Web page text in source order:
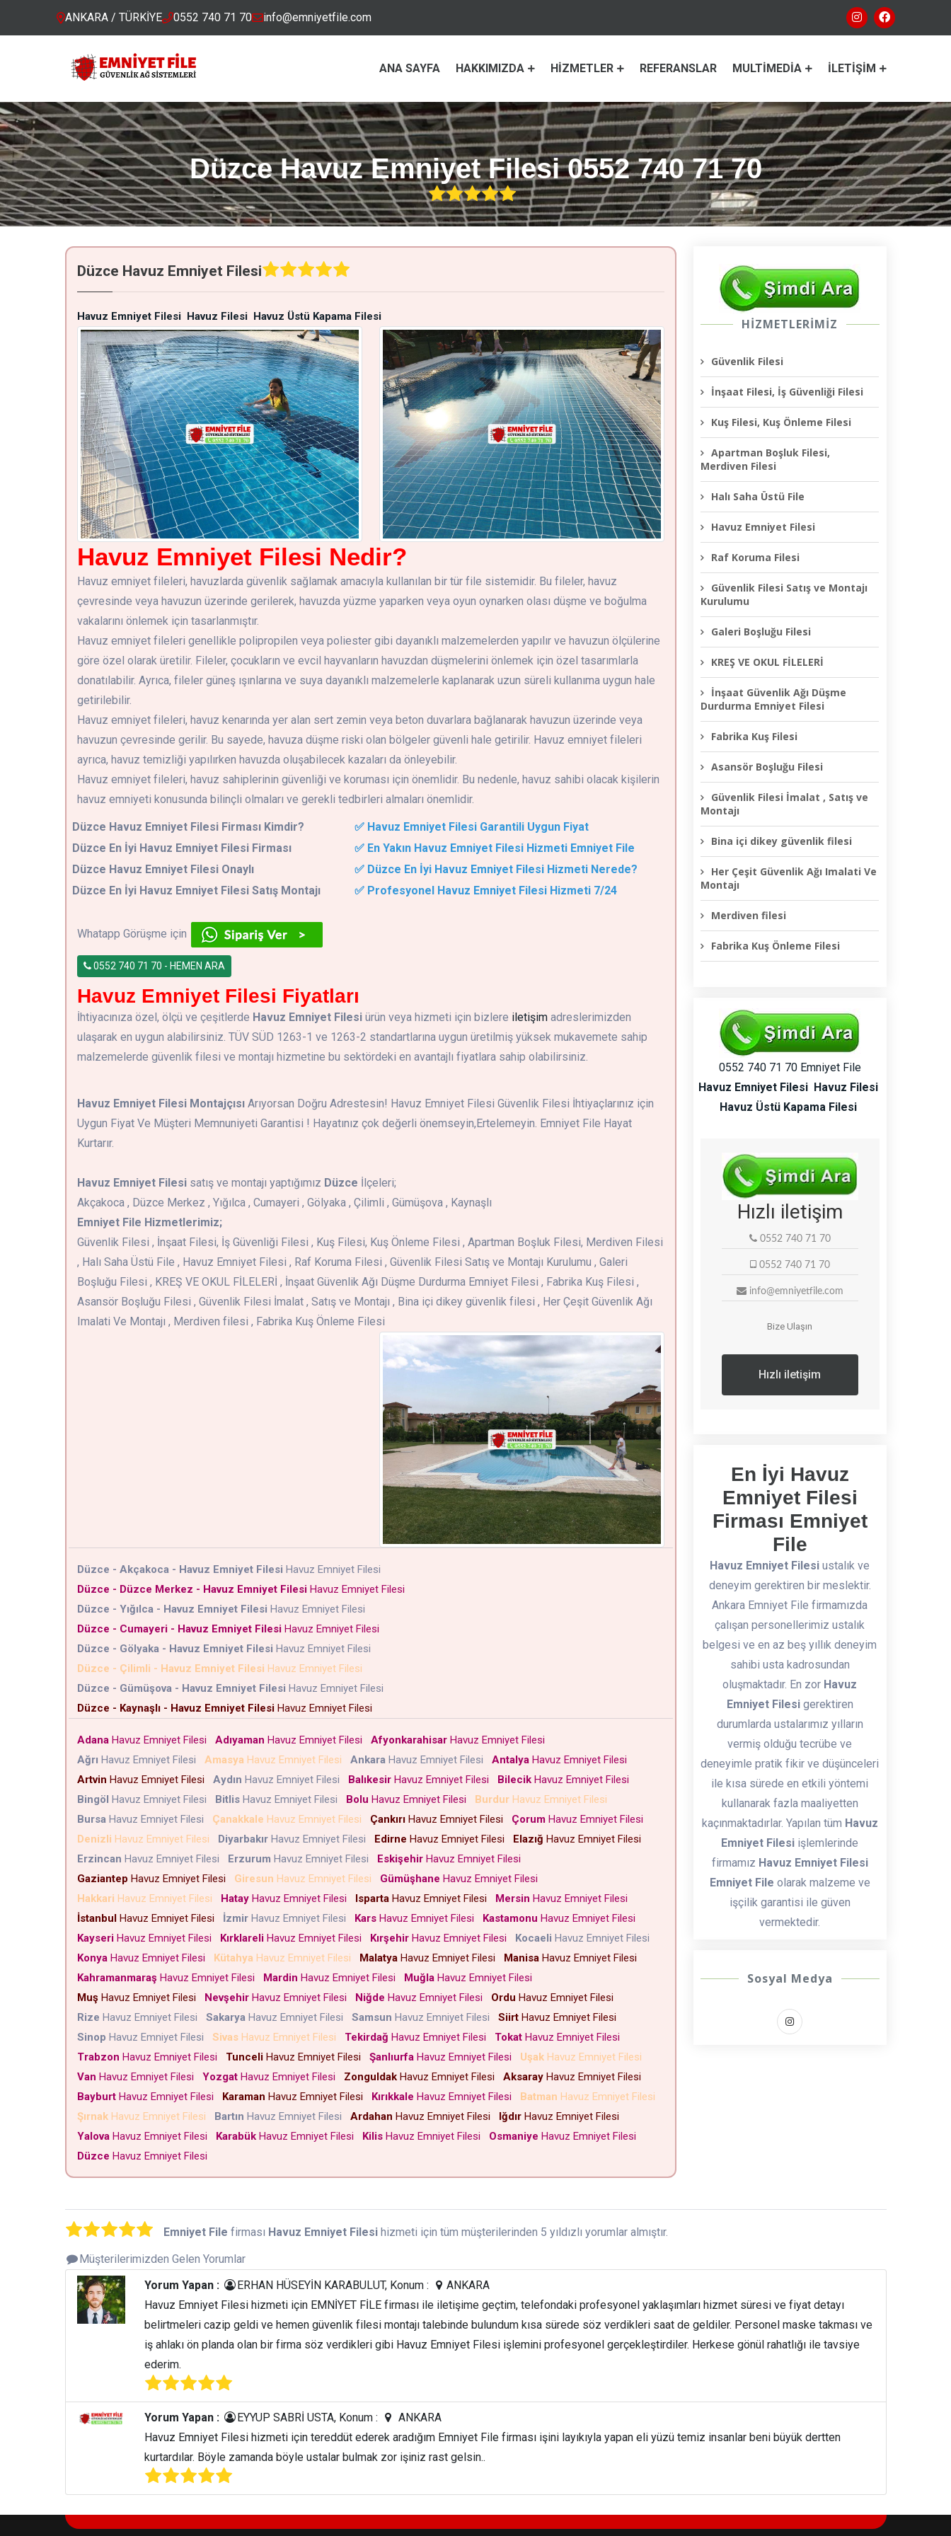
ANKARA / TÜRKİYE 0552 740 71 70 info@emniyetfile.com
ANA SAYFA HAKKIMIZDA HIZMETLER REFERANSLAR MULTIMEDIA İLETIŞIM
Düzce Havuz Emniyet Filesi 0552 740 71 70
Düzce Havuz Emniyet Filesi
Havuz Emniyet Filesi Havuz Filesi Havuz Üstü Kapama Filesi
Havuz Emniyet Filesi Nedir?
Havuz emniyet fileleri, havuzlarda güvenlik sağlamak amacıyla kullanılan bir tür file sistemidir. Bu fileler, havuz
çevresinde veya havuzun üzerinde gerilerek, havuzda yüzme yaparken veya oyun oynarken olası düşme ve boğulma
vakalarını önlemek için tasarlanmıştır.
Havuz emniyet fileleri genellikle polipropilen veya poliester gibi dayanıklı malzemelerden yapılır ve havuzun ölçülerine
göre özel olarak üretilir. Fileler, çocukların ve evcil hayvanların havuzdan düşmelerini önlemek için özel tasarımlarla
donatılabilir. Ayrıca, fileler güneş ışınlarına ve suya dayanıklı malzemelerle kaplanarak uzun süreli kullanıma uygun hale
getirilebilir.
Havuz emniyet fileleri, havuz kenarında yer alan sert zemin veya beton duvarlara bağlanarak havuzun üzerinde veya
havuzun çevresinde gerilir. Bu sayede, havuza düşme riski olan bölgeler güvenli hale getirilir. Havuz emniyet fileleri
ayrıca, havuz temizliği yapılırken havuzda oluşabilecek kazaları da önleyebilir.
Havuz emniyet fileleri, havuz sahiplerinin güvenliği ve koruması için önemlidir. Bu nedenle, havuz sahibi olacak kişilerin
havuz emniyeti konusunda bilinçli olmaları ve gerekli tedbirleri almaları önemlidir.
Düzce Havuz Emniyet Filesi Firması Kimdir?
✅ Havuz Emniyet Filesi Garantili Uygun Fiyat
Düzce En İyi Havuz Emniyet Filesi Firması
✅ En Yakın Havuz Emniyet Filesi Hizmeti Emniyet File
Düzce Havuz Emniyet Filesi Onaylı
✅ Düzce En İyi Havuz Emniyet Filesi Hizmeti Nerede?
Düzce En İyi Havuz Emniyet Filesi Satış Montajı
✅ Profesyonel Havuz Emniyet Filesi Hizmeti 7/24
Whatapp Görüşme için
0552 740 71 70 - HEMEN ARA
Havuz Emniyet Filesi Fiyatları
İhtiyacınıza özel, ölçü ve çeşitlerde Havuz Emniyet Filesiürün veya hizmeti için bizlere iletişimadreslerimizden
ulaşarak en uygun alabilirsiniz. TÜV SÜD 1263-1 ve 1263-2 standartlarına uygun üretilmiş yüksek mukavemete sahip
malzemelerde güvenlik filesi ve montajı hizmetine bu sektördeki en avantajlı fiyatlara sahip olabilirsiniz.
Havuz Emniyet Filesi MontajçısıArıyorsan Doğru Adrestesin! Havuz Emniyet Filesi Güvenlik Filesi İhtiyaçlarınız için
Uygun Fiyat Ve Müşteri Memnuniyeti Garantisi ! Hayatınız çok değerli önemseyin,Ertelemeyin. Emniyet File Hayat
Kurtarır.
Havuz Emniyet Filesisatış ve montajı yaptığımız Düzce İlçeleri;
Akçakoca , Düzce Merkez , Yığılca , Cumayeri , Gölyaka , Çilimli , Gümüşova , Kaynaşlı
Emniyet File Hizmetlerimiz;
Güvenlik Filesi , İnşaat Filesi, İş Güvenliği Filesi , Kuş Filesi, Kuş Önleme Filesi , Apartman Boşluk Filesi, Merdiven Filesi
, Halı Saha Üstü File , Havuz Emniyet Filesi , Raf Koruma Filesi , Güvenlik Filesi Satış ve Montajı Kurulumu , Galeri
Boşluğu Filesi , KREŞ VE OKUL FİLELERİ , İnşaat Güvenlik Ağı Düşme Durdurma Emniyet Filesi , Fabrika Kuş Filesi ,
Asansör Boşluğu Filesi , Güvenlik Filesi İmalat , Satış ve Montajı , Bina içi dikey güvenlik filesi , Her Çeşit Güvenlik Ağı
Imalati Ve Montajı , Merdiven filesi , Fabrika Kuş Önleme Filesi
Düzce - Akçakoca - Havuz Emniyet Filesi Havuz Emniyet Filesi
Düzce - Düzce Merkez - Havuz Emniyet FilesiHavuz Emniyet Filesi
Düzce - Yığılca - Havuz Emniyet Filesi Havuz Emniyet Filesi
Düzce - Cumayeri - Havuz Emniyet FilesiHavuz Emniyet Filesi
Düzce - Gölyaka - Havuz Emniyet Filesi Havuz Emniyet Filesi
Düzce - Çilimli - Havuz Emniyet Filesi Havuz Emniyet Filesi
Düzce - Gümüşova - Havuz Emniyet Filesi Havuz Emniyet Filesi
Düzce - Kaynaşlı - Havuz Emniyet FilesiHavuz Emniyet Filesi
AdanaHavuz Emniyet Filesi Adıyaman Havuz Emniyet Filesi AfyonkarahisarHavuz Emniyet Filesi
Ağrı Havuz Emniyet Filesi Amasya Havuz Emniyet Filesi AnkaraHavuz Emniyet Filesi AntalyaHavuz Emniyet Filesi
Artvin Havuz Emniyet Filesi Aydın Havuz Emniyet Filesi BalıkesirHavuz Emniyet Filesi BilecikHavuz Emniyet Filesi
Bingöl Havuz Emniyet Filesi BitlisHavuz Emniyet Filesi Bolu Havuz Emniyet Filesi BurdurHavuz Emniyet Filesi
BursaHavuz Emniyet Filesi Çanakkale Havuz Emniyet Filesi ÇankırıHavuz Emniyet Filesi ÇorumHavuz Emniyet Filesi
Denizli Havuz Emniyet Filesi DiyarbakırHavuz Emniyet Filesi Edirne Havuz Emniyet Filesi Elazığ Havuz Emniyet Filesi
Erzincan Havuz Emniyet Filesi Erzurum Havuz Emniyet Filesi EskişehirHavuz Emniyet Filesi
Gaziantep Havuz Emniyet Filesi Giresun Havuz Emniyet Filesi Gümüşhane Havuz Emniyet Filesi
Hakkari Havuz Emniyet Filesi HatayHavuz Emniyet Filesi IspartaHavuz Emniyet Filesi Mersin Havuz Emniyet Filesi
İstanbulHavuz Emniyet Filesi İzmirHavuz Emniyet Filesi KarsHavuz Emniyet Filesi Kastamonu Havuz Emniyet Filesi
KayseriHavuz Emniyet Filesi KırklareliHavuz Emniyet Filesi KırşehirHavuz Emniyet Filesi Kocaeli Havuz Emniyet Filesi
KonyaHavuz Emniyet Filesi Kütahya Havuz Emniyet Filesi MalatyaHavuz Emniyet Filesi ManisaHavuz Emniyet Filesi
KahramanmaraşHavuz Emniyet Filesi Mardin Havuz Emniyet Filesi MuğlaHavuz Emniyet Filesi
MuşHavuz Emniyet Filesi NevşehirHavuz Emniyet Filesi Niğde Havuz Emniyet Filesi Ordu Havuz Emniyet Filesi
Rize Havuz Emniyet Filesi SakaryaHavuz Emniyet Filesi Samsun Havuz Emniyet Filesi SiirtHavuz Emniyet Filesi
Sinop Havuz Emniyet Filesi SivasHavuz Emniyet Filesi Tekirdağ Havuz Emniyet Filesi TokatHavuz Emniyet Filesi
Trabzon Havuz Emniyet Filesi TunceliHavuz Emniyet Filesi ŞanlıurfaHavuz Emniyet Filesi UşakHavuz Emniyet Filesi
Van Havuz Emniyet Filesi YozgatHavuz Emniyet Filesi ZonguldakHavuz Emniyet Filesi AksarayHavuz Emniyet Filesi
BayburtHavuz Emniyet Filesi Karaman Havuz Emniyet Filesi Kırıkkale Havuz Emniyet Filesi Batman Havuz Emniyet Filesi
ŞırnakHavuz Emniyet Filesi Bartın Havuz Emniyet Filesi Ardahan Havuz Emniyet Filesi IğdırHavuz Emniyet Filesi
YalovaHavuz Emniyet Filesi KarabükHavuz Emniyet Filesi KilisHavuz Emniyet Filesi Osmaniye Havuz Emniyet Filesi
Düzce Havuz Emniyet Filesi
HİZMETLERİMİZ
Güvenlik Filesi
İnşaat Filesi, İş Güvenliği Filesi
Kuş Filesi, Kuş Önleme Filesi
Apartman Boşluk Filesi,
Merdiven Filesi
Halı Saha Üstü File
Havuz Emniyet Filesi
Raf Koruma Filesi
Güvenlik Filesi Satış ve Montajı
Kurulumu
Galeri Boşluğu Filesi
KREŞ VE OKUL FİLELERİ
İnşaat Güvenlik Ağı Düşme
Durdurma Emniyet Filesi
Fabrika Kuş Filesi
Asansör Boşluğu Filesi
Güvenlik Filesi İmalat , Satış ve
Montajı
Bina içi dikey güvenlik filesi
Her Çeşit Güvenlik Ağı Imalati Ve
Montajı
Merdiven filesi
Fabrika Kuş Önleme Filesi
0552 740 71 70 Emniyet File
Havuz Emniyet Filesi Havuz Filesi
Havuz Üstü Kapama Filesi
Hızlı iletişim
0552 740 71 70
0552 740 71 70
info@emniyetfile.com
Bize Ulaşın
Hızlı iletişim
En İyi Havuz
Emniyet Filesi
Firması Emniyet
File
Havuz Emniyet Filesi ustalık ve
deneyim gerektiren bir meslektir.
Ankara Emniyet File firmamızda
çalışan personellerimiz ustalık
belgesi ve en az beş yıllık deneyim
sahibi usta kadrosundan
oluşmaktadır. En zor Havuz
Emniyet Filesigerektiren
durumlarda ustalarımız yılların
vermiş olduğu tecrübe ve
deneyimle pratik fikir ve düşünceleri
ile kısa sürede en etkili yöntemi
kullanarak fazla maaliyetten
kaçınmaktadırlar. Yapılan tüm Havuz
Emniyet Filesi işlemlerinde
firmamız Havuz Emniyet Filesi
Emniyet File olarak malzeme ve
işçilik garantisi ile güven
vermektedir.
Sosyal Medya
Emniyet File firması Havuz Emniyet Filesihizmeti için tüm müşterilerinden 5 yıldızlı yorumlar almıştır.
Müşterilerimizden Gelen Yorumlar
Yorum Yapan :
ERHAN HÜSEYİN KARABULUT, Konum :
ANKARA
Havuz Emniyet Filesi hizmeti için EMNİYET FİLE firması ile iletişime geçtim, telefondaki profesyonel yaklaşımları hizmet süresi ve fiyat detayı
belirtmeleri cazip geldi ve hemen güvenlik filesi montajı talebinde bulundum kısa sürede söz verdikleri saat de geldiler. Personel maske takması ve
iş ahlakı ön planda olan bir firma söz verdikleri gibi Havuz Emniyet Filesi işlemini profesyonel gerçekleştirdiler. Herkese gönül rahatlığı ile tavsiye
ederim.
Yorum Yapan : EYYUP SABRİ USTA, Konum :
ANKARA
Havuz Emniyet Filesi hizmeti için tereddüt ederek aradığım Emniyet File firması işini layıkıyla yapan eli yüzü temiz insanlar beni büyük dertten
kurtardılar. Böyle zamanda böyle ustalar bulmak zor işiniz rast gelsin..